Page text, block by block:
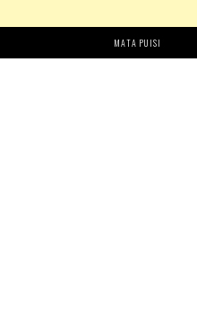
MATA PUISI